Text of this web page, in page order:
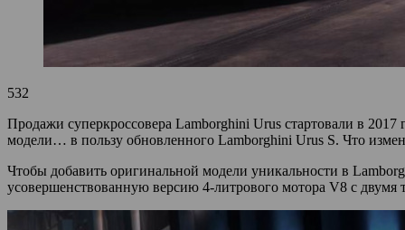
532
Продажи суперкроссовера Lamborghini Urus стартовали в 2017
модели… в пользу обновленного Lamborghini Urus S. Что
Чтобы добавить оригинальной модели уникальности в
усовершенствованную версию 4-литрового мотора V8 с